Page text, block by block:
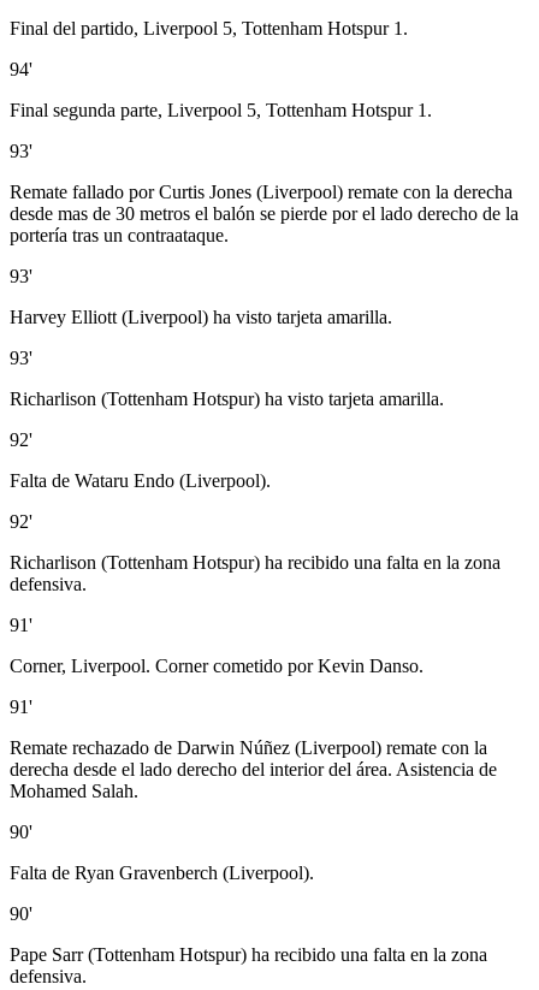
Final del partido, Liverpool 5, Tottenham Hotspur 1.
94'
Final segunda parte, Liverpool 5, Tottenham Hotspur 1.
93'
Remate fallado por Curtis Jones (Liverpool) remate con la derecha
desde mas de 30 metros el balón se pierde por el lado derecho de la
portería tras un contraataque.
93'
Harvey Elliott (Liverpool) ha visto tarjeta amarilla.
93'
Richarlison (Tottenham Hotspur) ha visto tarjeta amarilla.
92'
Falta de Wataru Endo (Liverpool).
92'
Richarlison (Tottenham Hotspur) ha recibido una falta en la zona
defensiva.
91'
Corner, Liverpool. Corner cometido por Kevin Danso.
91'
Remate rechazado de Darwin Núñez (Liverpool) remate con la
derecha desde el lado derecho del interior del área. Asistencia de
Mohamed Salah.
90'
Falta de Ryan Gravenberch (Liverpool).
90'
Pape Sarr (Tottenham Hotspur) ha recibido una falta en la zona
defensiva.